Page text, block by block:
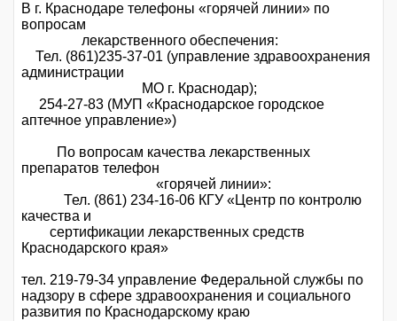
В г. Краснодаре телефоны «горячей линии» по
вопросам
лекарственного обеспечения:
Тел. (861)235-37-01 (управление здравоохранения
администрации
МО г. Краснодар);
254-27-83 (МУП «Краснодарское городское
аптечное управление»)
По вопросам качества лекарственных
препаратов телефон
«горячей линии»:
Тел. (861) 234-16-06 КГУ «Центр по контролю
качества и
сертификации лекарственных средств
Краснодарского края»
тел. 219-79-34 управление Федеральной службы по
надзору в сфере здравоохранения и социального
развития по Краснодарскому краю